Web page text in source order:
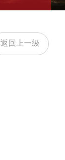
返回上一级